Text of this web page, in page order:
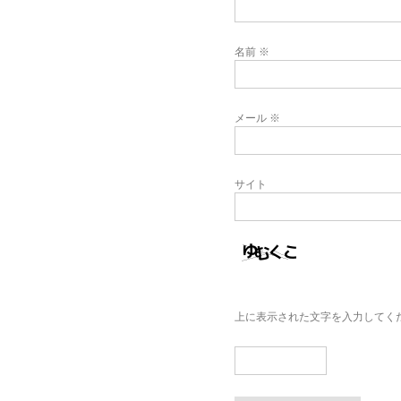
名前 ※
メール ※
サイト
上に表示された文字を入力してく